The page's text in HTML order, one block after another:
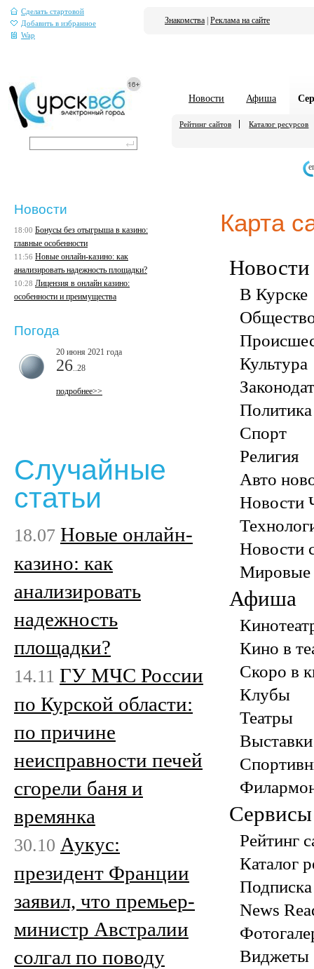
Сделать стартовой
Добавить в избранное
Wap
Знакомства Реклама на сайте
Новости Афиша
Рейтинг сайтов Каталог ресурсов
Карта
Новости
В Курске
Культура
Политика
Спорт
Религия
Авто
Новости
Новости
Мировые
Афиша
Кино в
Скоро в
Клубы
Театры
Выставки
Сервисы
Рейтинг
Каталог
News
Виджеты
Новости
18:00 Бонусы без отыгрыша в казино:
главные особенности
11:56 Новые онлайн-казино: как
анализировать надежность площадки?
10:28 Лицензия в онлайн казино:
особенности и преимущества
Погода
20 июня 2021 года
26 ..28
подробнее>>
Случайные
статьи
18.07 Новые онлайн-
казино: как
анализировать
надежность
площадки?
14.11 ГУ МЧС России
по Курской области:
по причине
неисправности печей
сгорели баня и
времянка
30.10 Аукус:
президент Франции
заявил, что премьер-
министр Австралии
солгал по поводу